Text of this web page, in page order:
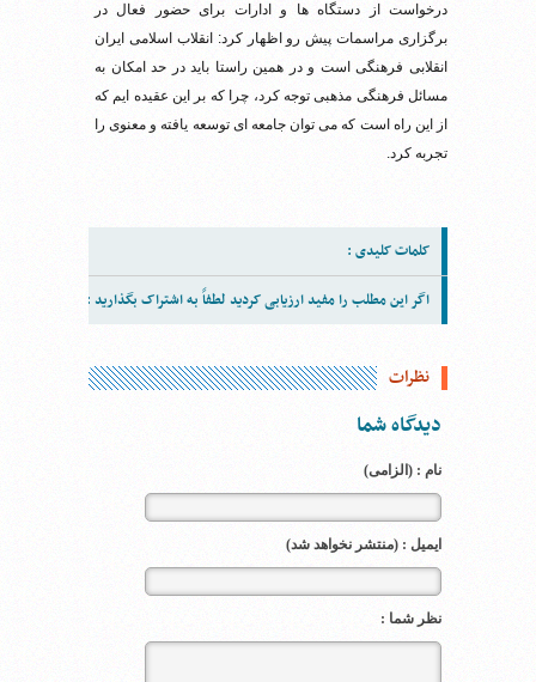
درخواست از دستگاه ها و ادارات برای حضور فعال در
برگزاری مراسمات پیش رو اظهار کرد: انقلاب اسلامی ایران
انقلابی فرهنگی است و در همین راستا باید در حد امکان به
مسائل فرهنگی مذهبی توجه کرد، چرا که بر این عقیده ایم که
از این راه است که می توان جامعه ای توسعه یافته و معنوی را
تجربه کرد.
کلمات کلیدی :
اگر این مطلب را مفید ارزیابی کردید لطفاً به اشتراک بگذارید :
نظرات
دیدگاه شما
نام : (الزامی)
ایمیل : (منتشر نخواهد شد)
نظر شما :